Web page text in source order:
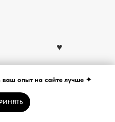
ваш опыт на сайте лучше ✦
♥︎